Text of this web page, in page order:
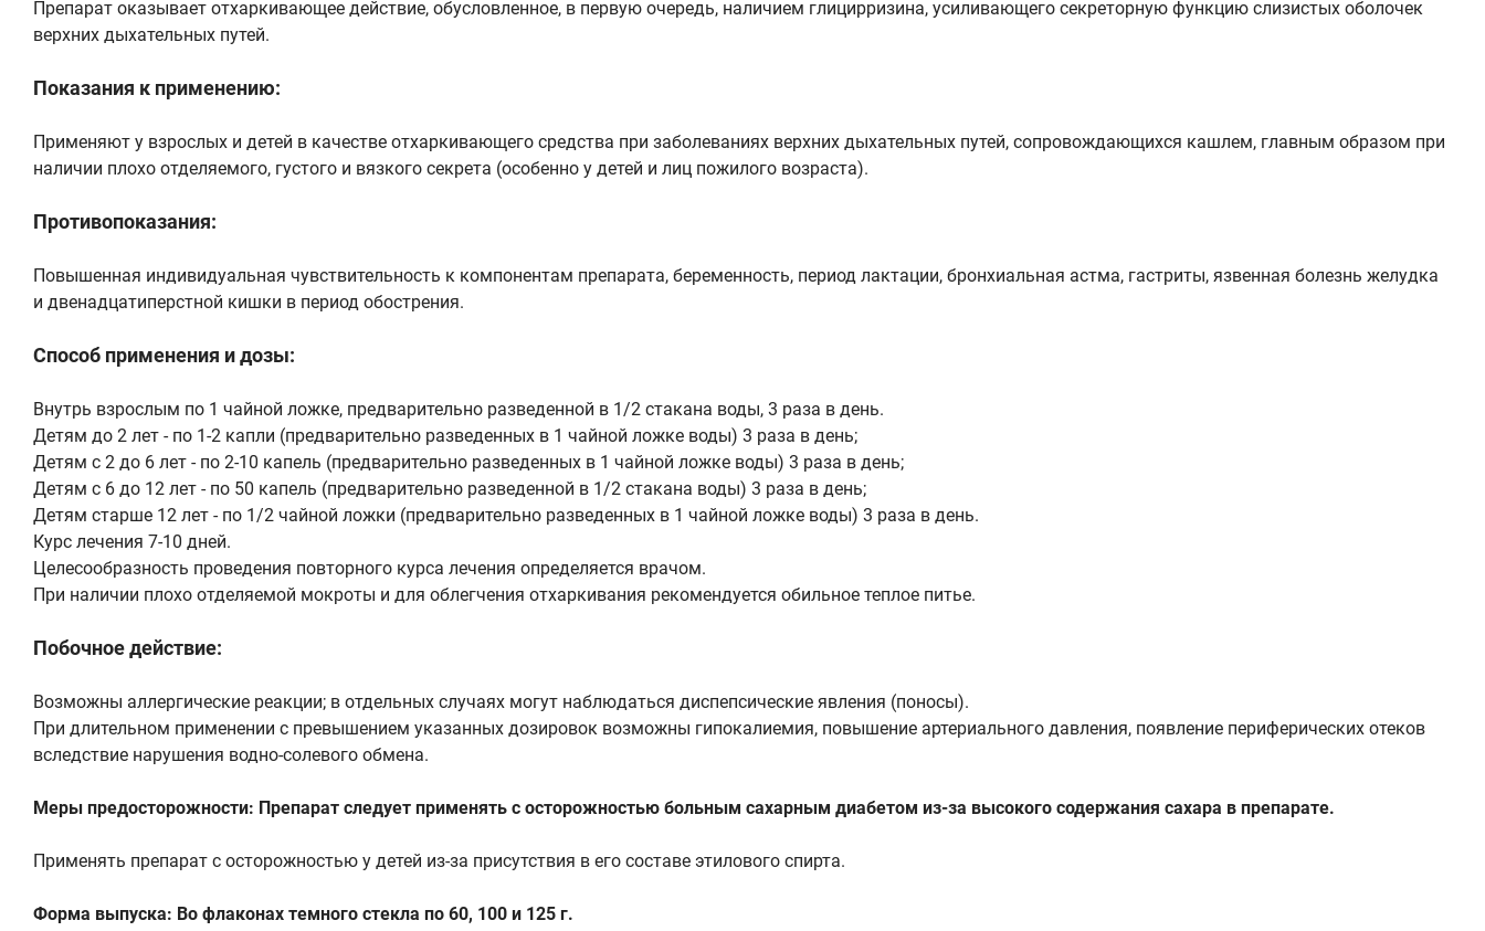
Препарат оказывает отхаркивающее действие, обусловленное, в первую очередь, наличием глицирризина, усиливающего секреторную функцию слизистых оболочек
верхних дыхательных путей.
Показания к применению:
Применяют у взрослых и детей в качестве отхаркивающего средства при заболеваниях верхних дыхательных путей, сопровождающихся кашлем, главным образом при
наличии плохо отделяемого, густого и вязкого секрета (особенно у детей и лиц пожилого возраста).
Противопоказания:
Повышенная индивидуальная чувствительность к компонентам препарата, беременность, период лактации, бронхиальная астма, гастриты, язвенная болезнь желудка
и двенадцатиперстной кишки в период обострения.
Способ применения и дозы:
Внутрь взрослым по 1 чайной ложке, предварительно разведенной в 1/2 стакана воды, 3 раза в день.
Детям до 2 лет - по 1-2 капли (предварительно разведенных в 1 чайной ложке воды) 3 раза в день;
Детям с 2 до 6 лет - по 2-10 капель (предварительно разведенных в 1 чайной ложке воды) 3 раза в день;
Детям с 6 до 12 лет - по 50 капель (предварительно разведенной в 1/2 стакана воды) 3 раза в день;
Детям старше 12 лет - по 1/2 чайной ложки (предварительно разведенных в 1 чайной ложке воды) 3 раза в день.
Курс лечения 7-10 дней.
Целесообразность проведения повторного курса лечения определяется врачом.
При наличии плохо отделяемой мокроты и для облегчения отхаркивания рекомендуется обильное теплое питье.
Побочное действие:
Возможны аллергические реакции; в отдельных случаях могут наблюдаться диспепсические явления (поносы).
При длительном применении с превышением указанных дозировок возможны гипокалиемия, повышение артериального давления, появление периферических отеков
вследствие нарушения водно-солевого обмена.
Меры предосторожности: Препарат следует применять с осторожностью больным сахарным диабетом из-за высокого содержания сахара в препарате.
Применять препарат с осторожностью у детей из-за присутствия в его составе этилового спирта.
Форма выпуска: Во флаконах темного стекла по 60, 100 и 125 г.